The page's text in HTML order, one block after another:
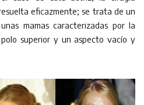
eficazmente; se trata de un
mamas caracterizadas por la
superior y un aspecto vacío y